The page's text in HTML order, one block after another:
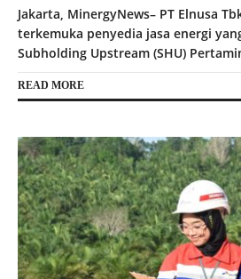
Jakarta, MinergyNews– PT Elnusa
terkemuka penyedia jasa energi
Subholding Upstream (SHU)
READ MORE